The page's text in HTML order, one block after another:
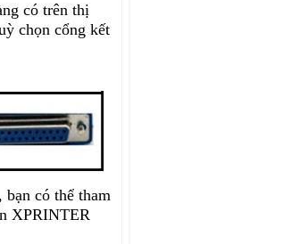
có trên thị
chọn cổng kết
có thể tham
XPRINTER